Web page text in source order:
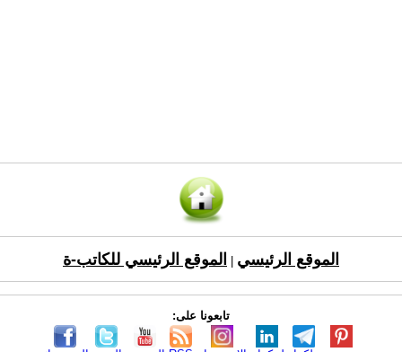
الموقع الرئيسي الموقع الرئيسي للكاتب-ة
تابعونا على: